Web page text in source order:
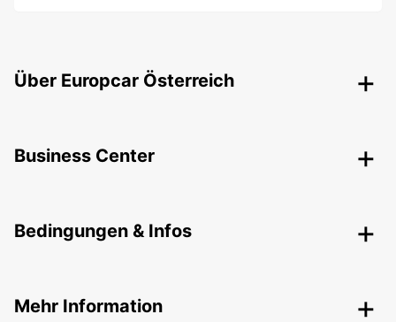
Über Europcar Österreich
Business Center
Bedingungen & Infos
Mehr Information